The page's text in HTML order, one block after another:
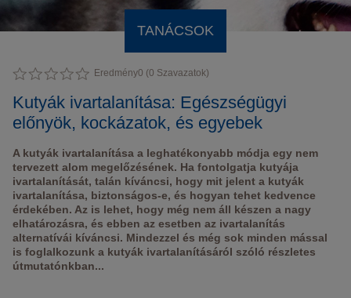
TANÁCSOK
Eredmény0 (0 Szavazatok)
Kutyák ivartalanítása: Egészségügyi
előnyök, kockázatok, és egyebek
A kutyák ivartalanítása a leghatékonyabb módja egy nem
tervezett alom megelőzésének. Ha fontolgatja kutyája
ivartalanítását, talán kíváncsi, hogy mit jelent a kutyák
ivartalanítása, biztonságos-e, és hogyan tehet kedvence
érdekében. Az is lehet, hogy még nem áll készen a nagy
elhatározásra, és ebben az esetben az ivartalanítás
alternatívái kíváncsi. Mindezzel és még sok minden mással
is foglalkozunk a kutyák ivartalanításáról szóló részletes
útmutatónkban...